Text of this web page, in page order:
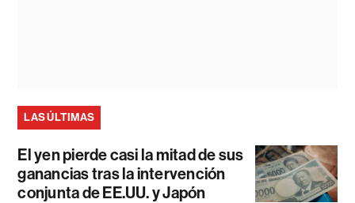
LAS ÚLTIMAS
El yen pierde casi la mitad de sus
ganancias tras la intervención
conjunta de EE.UU. y Japón